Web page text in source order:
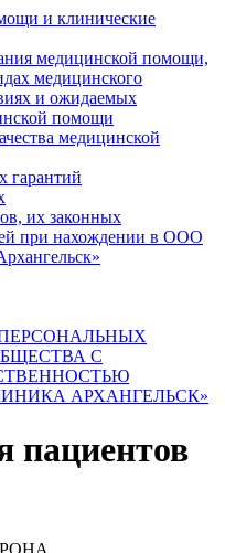
и клинические
медицинской помощи,
медицинского
и ожидаемых
помощи
медицинской
гарантий
их законных
при нахождении в ООО
С
АРХАНГЕЛЬСК»
пациентов